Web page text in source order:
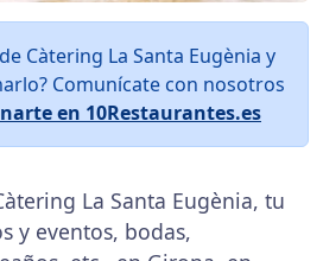
Càtering La Santa Eugènia y
Comunícate con nosotros
en 10Restaurantes.es
La Santa Eugènia, tu
y eventos, bodas,